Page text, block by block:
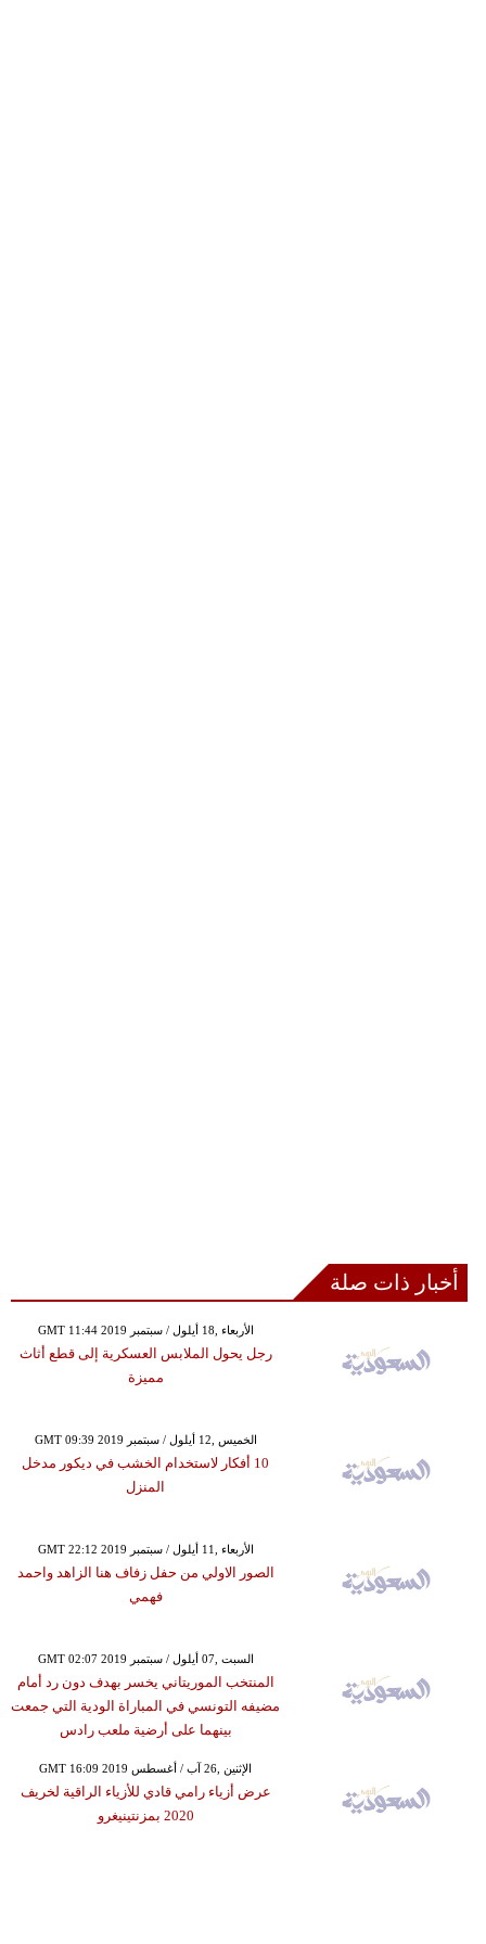
أخبار ذات صلة
GMT 11:44 2019 الأربعاء ,18 أيلول / سبتمبر
رجل يحول الملابس العسكرية إلى قطع أثاث
مميزة
GMT 09:39 2019 الخميس ,12 أيلول / سبتمبر
10 أفكار لاستخدام الخشب في ديكور مدخل
المنزل
GMT 22:12 2019 الأربعاء ,11 أيلول / سبتمبر
الصور الاولي من حفل زفاف هنا الزاهد واحمد
فهمي
GMT 02:07 2019 السبت ,07 أيلول / سبتمبر
المنتخب الموريتاني يخسر بهدف دون رد أمام
مضيفه التونسي في المباراة الودية التي جمعت
بينهما على أرضية ملعب رادس
GMT 16:09 2019 الإثنين ,26 آب / أغسطس
عرض أزياء رامي قادي للأزياء الراقية لخريف
2020 بمزنتينيغرو